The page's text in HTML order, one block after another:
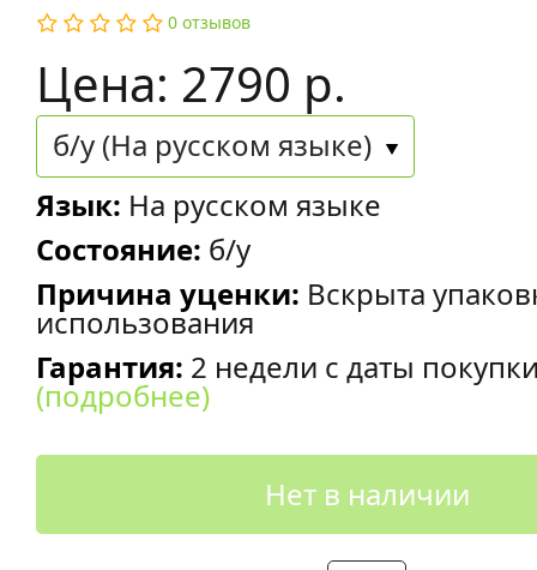
0 отзывов
Цена: 2790 р.
б/у (На русском языке)
Язык: На русском языке
Состояние: б/у
Причина уценки: Вскрыта
использования
Гарантия: 2 недели с даты
(подробнее)
Нет в наличии